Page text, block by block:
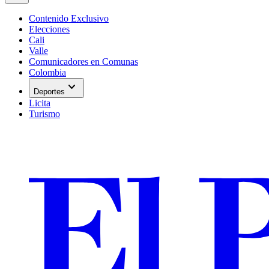
Contenido Exclusivo
Elecciones
Cali
Valle
Comunicadores en Comunas
Colombia
Deportes expand_more
Licita
Turismo